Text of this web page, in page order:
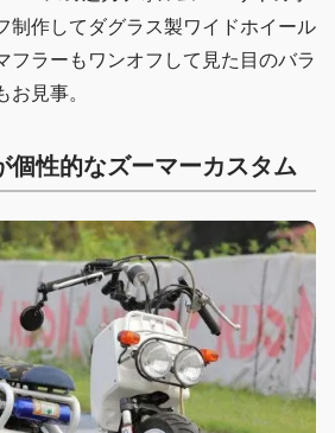
制作してダグラス製ワイドホイール
フラーもワンオフして見た目のバラ
お見事。
個性的なズーマーカスタム